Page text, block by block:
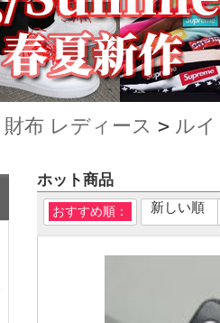
財布 レディース > ル
ホット商品
おすすめ順： 新しい順